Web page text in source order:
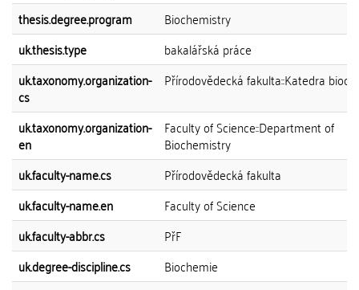
thesis.degree.program
Biochemistry
uk.thesis.type
bakalářská práce
uk.taxonomy.organization-
cs
Přírodovědecká fakulta::Katedra
uk.taxonomy.organization-
en
Faculty of Science::Department of
Biochemistry
uk.faculty-name.cs
Přírodovědecká fakulta
uk.faculty-name.en
Faculty of Science
uk.faculty-abbr.cs
PřF
uk.degree-discipline.cs
Biochemie